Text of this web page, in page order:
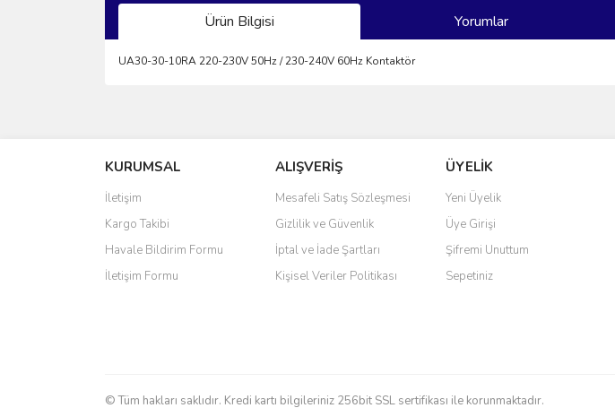
Ürün Bilgisi Yorumlar
UA30-30-10RA 220-230V 50Hz / 230-240V 60Hz Kontaktör
Ürün resmi kalitesiz, bozuk veya görüntülenemiyor.
Ürün açıklamasında eksik bilgiler bulunuyor.
Ürün bilgilerinde hatalar bulunuyor.
Ürün fiyatı diğer sitelerden daha pahalı.
Bu ürüne benzer farklı alternatifler olmalı.
KURUMSAL
İletişim
Kargo Takibi
Havale Bildirim Formu
İletişim Formu
ALIŞVERİŞ
Mesafeli Satış Sözleşmesi
Gizlilik ve Güvenlik
İptal ve İade Şartları
Kişisel Veriler Politikası
ÜYELİK
Yeni Üyelik
Üye Girişi
Şifremi Unuttum
Sepetiniz
© Tüm hakları saklıdır. Kredi kartı bilgileriniz 256bit SSL sertifikası ile korunmaktadır.